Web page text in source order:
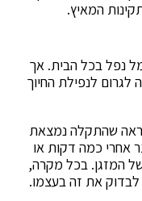
המאיץ.
נפל בכל הבית. אך
לנפילת החיוך
שהתקלה נמצאת
אחרי כמה דקות או
המזגן. בכל מקרה,
את זה בעצמו.